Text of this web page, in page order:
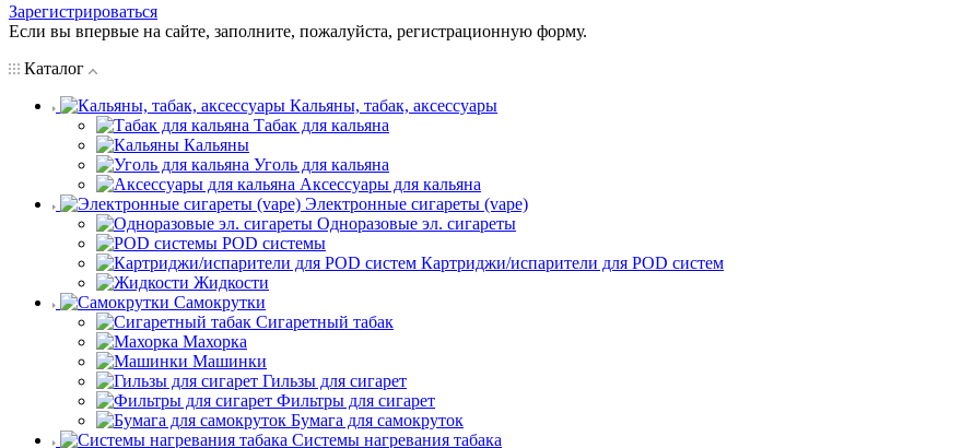
Зарегистрироваться
Если вы впервые на сайте, заполните, пожалуйста, регистрационную форму.
Каталог
Кальяны, табак, аксессуары
Табак для кальяна
Кальяны
Уголь для кальяна
Аксессуары для кальяна
Электронные сигареты (vape)
Одноразовые эл. сигареты
POD системы
Картриджи/испарители для POD систем
Жидкости
Самокрутки
Сигаретный табак
Махорка
Машинки
Гильзы для сигарет
Фильтры для сигарет
Бумага для самокруток
Системы нагревания табака